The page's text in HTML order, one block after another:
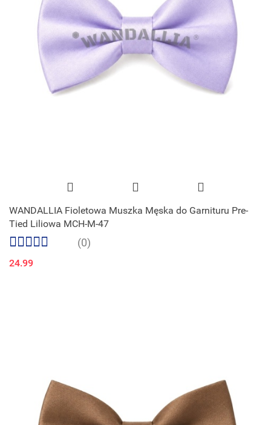
WANDALLIA Fioletowa Muszka Męska do Garnituru Pre-
Tied Liliowa MCH-M-47
(0)
24.99